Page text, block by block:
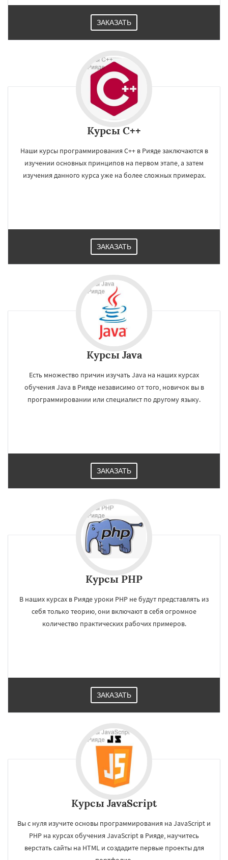
ЗАКАЗАТЬ
Курсы C++
Наши курсы программирования C++ в Рияде заключаются в
изучении основных принципов на первом этапе, а затем
изучения данного курса уже на более сложных примерах.
ЗАКАЗАТЬ
Курсы Java
Есть множество причин изучать Java на наших курсах
обучения Java в Рияде независимо от того, новичок вы в
программировании или специалист по другому языку.
ЗАКАЗАТЬ
Курсы PHP
В наших курсах в Рияде уроки PHP не будут представлять из
себя только теорию, они включают в себя огромное
количество практических рабочих примеров.
ЗАКАЗАТЬ
Курсы JavaScript
Вы с нуля изучите основы программирования на JavaScript и
PHP на курсах обучения JavaScript в Рияде, научитесь
верстать сайты на HTML и создадите первые проекты для